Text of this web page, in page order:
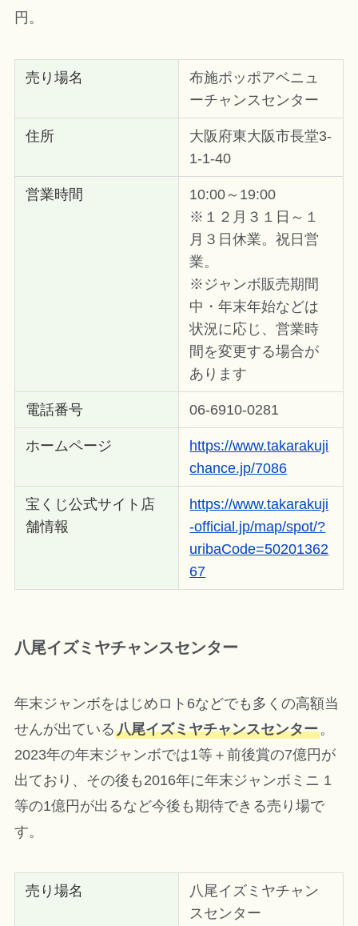
円。
売り場名
布施ポッポアベニュ
ーチャンスセンター
住所
大阪府東大阪市長堂3-
1-1-40
営業時間
10:00～19:00
※１２月３１日～１
月３日休業。祝日営
業。
※ジャンボ販売期間
中・年末年始などは
状況に応じ、営業時
間を変更する場合が
あります
電話番号 06-6910-0281
ホームページ
https://www.takarakuji
chance.jp/7086
宝くじ公式サイト店
舗情報
https://www.takarakuji
-official.jp/map/spot/?
uribaCode=50201362
67
八尾イズミヤチャンスセンター
年末ジャンボをはじめロト6などでも多くの高額当
せんが出ている八尾イズミヤチャンスセンター。
2023年の年末ジャンボでは1等＋前後賞の7億円が
出ており、その後も2016年に年末ジャンボミニ 1
等の1億円が出るなど今後も期待できる売り場で
す。
売り場名
八尾イズミヤチャン
スセンター